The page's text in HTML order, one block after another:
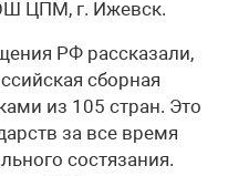
ЦПМ, г. Ижевск.
РФ рассказали,
сборная
из 105 стран. Это
за все время
состязания.